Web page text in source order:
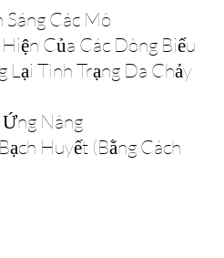
Sáng Các Mô
Của Các Dòng Biểu
Trạng Da Chảy
Nâng
Huyết (bằng Cách